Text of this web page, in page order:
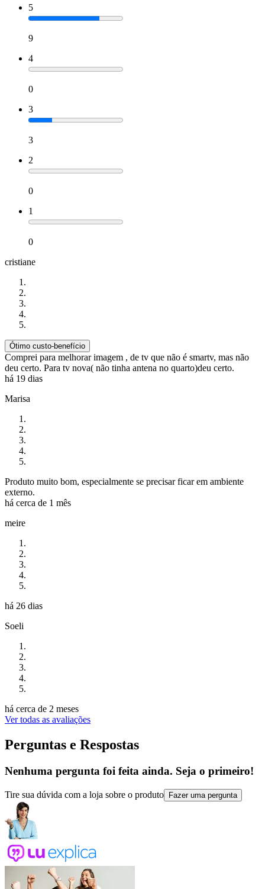
5
9
4
0
3
3
2
0
1
0
cristiane
Ótimo custo-benefício
Comprei para melhorar imagem , de tv que não é smartv, mas não
deu certo. Para tv nova( não tinha antena no quarto)deu certo.
há 19 dias
Marisa
Produto muito bom, especialmente se precisar ficar em ambiente
externo.
há cerca de 1 mês
meire
há 26 dias
Soeli
há cerca de 2 meses
Ver todas as avaliações
Perguntas e Respostas
Nenhuma pergunta foi feita ainda. Seja o primeiro!
Tire sua dúvida com a loja sobre o produto Fazer uma pergunta